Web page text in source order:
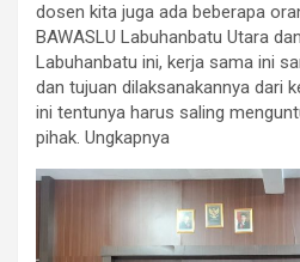
dosen kita juga ada beberapa
BAWASLU Labuhanbatu Utara
Labuhanbatu ini, kerja sama ini
dan tujuan dilaksanakannya dari
ini tentunya harus saling
pihak. Ungkapnya